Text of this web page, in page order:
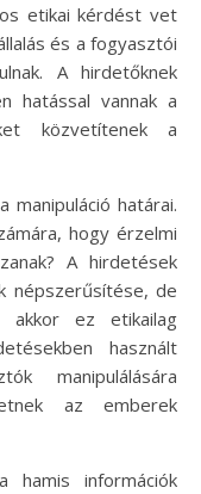
etikai kérdést vet
és a fogyasztói
A hirdetőknek
hatással vannak a
közvetítenek a
határai.
hogy érzelmi
A hirdetések
népszerűsítése, de
akkor ez etikailag
használt
manipulálására
az emberek
információk